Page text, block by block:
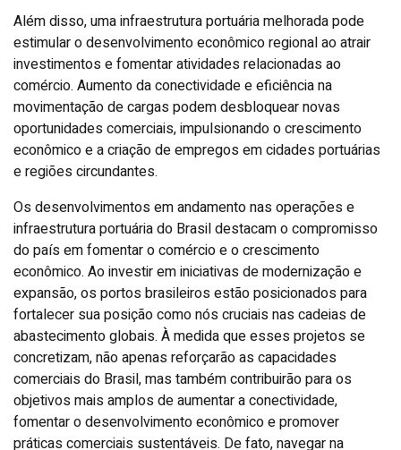
Além disso, uma infraestrutura portuária melhorada pode
estimular o desenvolvimento econômico regional ao atrair
investimentos e fomentar atividades relacionadas ao
comércio. Aumento da conectividade e eficiência na
movimentação de cargas podem desbloquear novas
oportunidades comerciais, impulsionando o crescimento
econômico e a criação de empregos em cidades portuárias
e regiões circundantes.
Os desenvolvimentos em andamento nas operações e
infraestrutura portuária do Brasil destacam o compromisso
do país em fomentar o comércio e o crescimento
econômico. Ao investir em iniciativas de modernização e
expansão, os portos brasileiros estão posicionados para
fortalecer sua posição como nós cruciais nas cadeias de
abastecimento globais. À medida que esses projetos se
concretizam, não apenas reforçarão as capacidades
comerciais do Brasil, mas também contribuirão para os
objetivos mais amplos de aumentar a conectividade,
fomentar o desenvolvimento econômico e promover
práticas comerciais sustentáveis. De fato, navegar na